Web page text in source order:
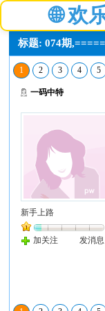
🌐 欢
标题: 074期
1 2 3 4 5
一码中特
新手上路
加关注 发消息